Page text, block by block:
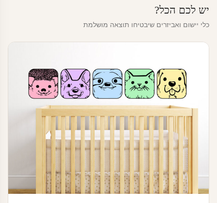
יש לכם הכל?
כלי יישום ואביזרים שיבטיחו תוצאה מושלמת